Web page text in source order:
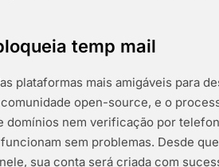
temp mail
plataformas mais amigáveis para
open-source, e o
domínios nem verificação por
sem problemas. Desde
sua conta será criada com